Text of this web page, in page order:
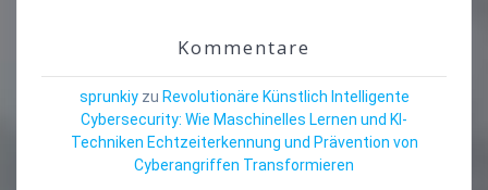
Kommentare
sprunkiyzu Revolutionäre Künstlich Intelligente
Cybersecurity: Wie Maschinelles Lernen und KI-
Techniken Echtzeiterkennung und Prävention von
Cyberangriffen Transformieren